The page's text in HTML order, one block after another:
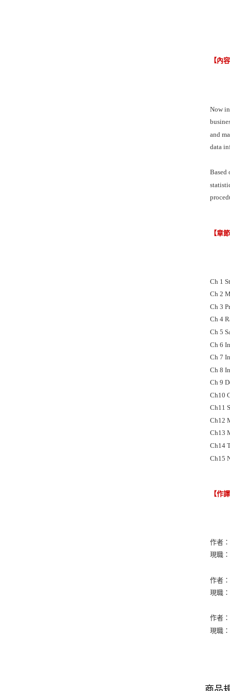
【內
Now
and
data
Based
【章
Ch 1
Ch 2
Ch 3
Ch 4
Ch 5
Ch 6
Ch 7
Ch 8
Ch 9
Ch10
Ch11
Ch12
Ch13
Ch14
Ch15
【作
作者
現職
作者：
現職
作者
現職